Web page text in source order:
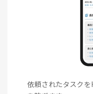
依頼されたタスク